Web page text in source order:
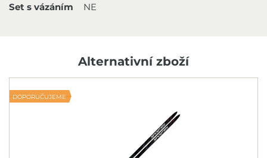
Set s vázáním NE
Alternativní zboží
DOPORUČUJEME